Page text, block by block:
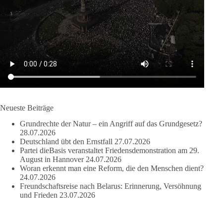
ob nun in Deutschland oder weltweit.
Quelle: https://www.tagesschau.de/ausland/asien/nato-
erklaerung-ankara-100.html
#dieBasis #NATO #Gipfeltreffen #Frieden #Sicherheit
DieBasis
2 Tage(n) zuvor
Grundrechte der Natur – ein Angriff auf das Grundgesetz?
Im Politischen Frühschoppen diskutieren die Teilnehmer das
Verhältnis von Mensch, Natur und Grundgesetz.
Neueste Beiträge
Grundrechte der Natur – ein Angriff auf das Grundgesetz?
28.07.2026
Deutschland übt den Ernstfall 27.07.2026
Partei dieBasis veranstaltet Friedensdemonstration am 29.
August in Hannover 24.07.2026
Woran erkennt man eine Reform, die den Menschen dient?
24.07.2026
Freundschaftsreise nach Belarus: Erinnerung, Versöhnung
und Frieden 23.07.2026